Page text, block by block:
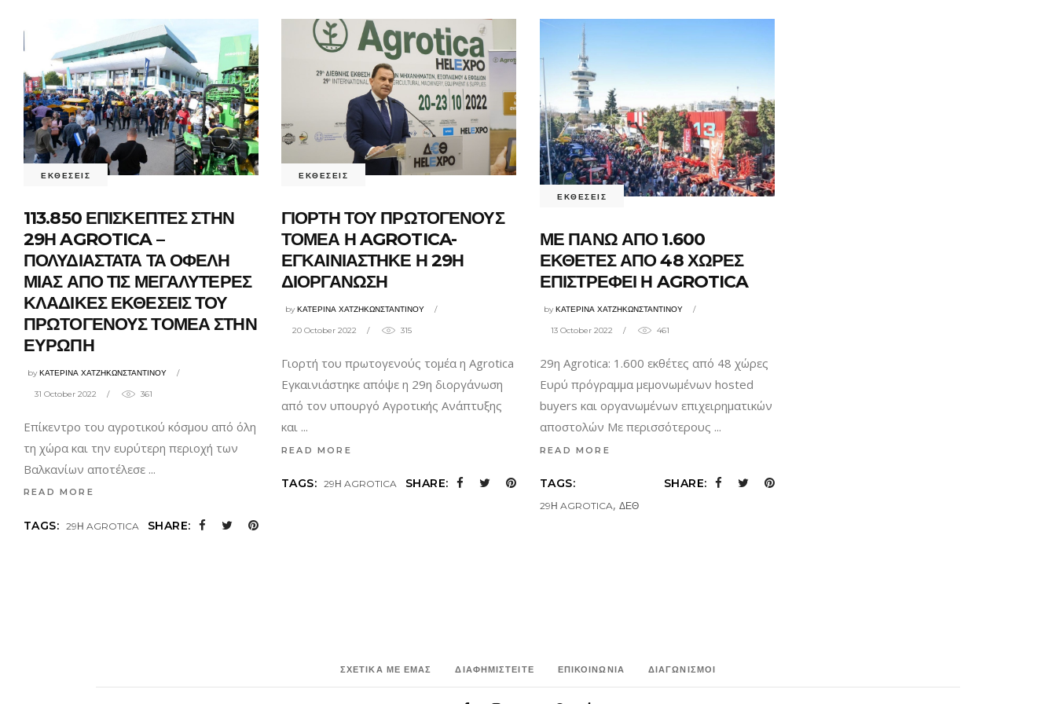
ΕΚΘΕΣΕΙΣ
113.850 ΕΠΙΣΚΕΠΤΕΣ ΣΤΗΝ
29Η AGROTICA –
ΠΟΛΥΔΙΑΣΤΑΤΑ ΤΑ ΟΦΕΛΗ
ΜΙΑΣ ΑΠΟ ΤΙΣ ΜΕΓΑΛΥΤΕΡΕΣ
ΚΛΑΔΙΚΕΣ ΕΚΘΕΣΕΙΣ ΤΟΥ
ΠΡΩΤΟΓΕΝΟΥΣ ΤΟΜΕΑ ΣΤΗΝ
ΕΥΡΩΠΗ
byΚΑΤΕΡΙΝΑ ΧΑΤΖΗΚΩΝΣΤΑΝΤΙΝΟΥ
31 October 2022 361
Επίκεντρο του αγροτικού κόσμου από όλη
τη χώρα και την ευρύτερη περιοχή των
Βαλκανίων αποτέλεσε
READ MORE
TAGS: 29Η AGROTICA SHARE:
ΕΚΘΕΣΕΙΣ
ΓΙΟΡΤΗ ΤΟΥ ΠΡΩΤΟΓΕΝΟΥΣ
ΤΟΜΕΑ Η AGROTICA-
ΕΓΚΑΙΝΙΑΣΤΗΚΕ Η 29Η
ΔΙΟΡΓΑΝΩΣΗ
byΚΑΤΕΡΙΝΑ ΧΑΤΖΗΚΩΝΣΤΑΝΤΙΝΟΥ
20 October 2022 315
Γιορτή του πρωτογενούς τομέα η Agrotica
Εγκαινιάστηκε απόψε η 29η διοργάνωση
από τον υπουργό Αγροτικής Ανάπτυξης
και
READ MORE
TAGS: 29Η AGROTICA SHARE:
ΕΚΘΕΣΕΙΣ
ΜΕ ΠΑΝΩ ΑΠΟ 1.600
ΕΚΘΕΤΕΣ ΑΠΟ 48 ΧΩΡΕΣ
ΕΠΙΣΤΡΕΦΕΙ Η AGROTICA
byΚΑΤΕΡΙΝΑ ΧΑΤΖΗΚΩΝΣΤΑΝΤΙΝΟΥ
13 October 2022 461
29η Agrotica: 1.600 εκθέτες από 48 χώρες
Ευρύ πρόγραμμα μεμονωμένων hosted
buyers και οργανωμένων επιχειρηματικών
αποστολών Με περισσότερους
READ MORE
TAGS:
29Η AGROTICA, ΔΕΘ
SHARE:
ΣΧΕΤΙΚΑ ΜΕ ΕΜΑΣ ΔΙΑΦΗΜΙΣΤΕΙΤΕ ΕΠΙΚΟΙΝΩΝΙΑ ΔΙΑΓΩΝΙΣΜΟΙ